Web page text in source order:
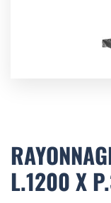
to
the
beginning
of
L.1200 X